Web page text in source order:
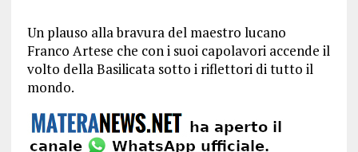
Un plauso alla bravura del maestro lucano
Franco Artese che con i suoi capolavori accende il
volto della Basilicata sotto i riflettori di tutto il
mondo.